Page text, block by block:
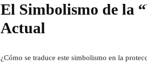
El Simbolismo de la
Actual
¿Cómo se traduce este simbolismo en la